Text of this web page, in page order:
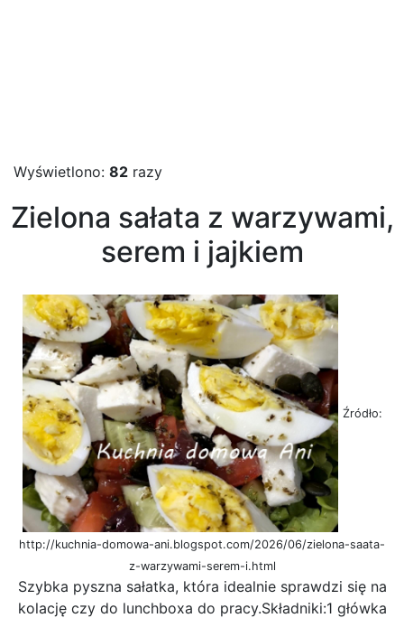
Wyświetlono: 82 razy
Zielona sałata z warzywami,
serem i jajkiem
Źródło:
http://kuchnia-domowa-ani.blogspot.com/2026/06/zielona-saata-
z-warzywami-serem-i.html
Szybka pyszna sałatka, która idealnie sprawdzi się na
kolację czy do lunchboxa do pracy.Składniki:1 główka